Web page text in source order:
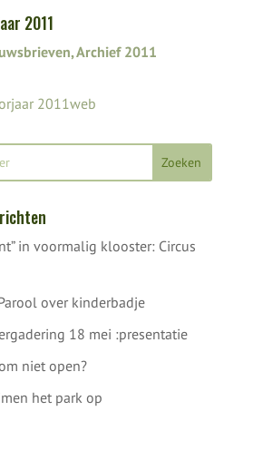
2011
,Archief 2011
2011web
in voormalig klooster: Circus
over kinderbadje
18 mei :presentatie
niet open?
het park op